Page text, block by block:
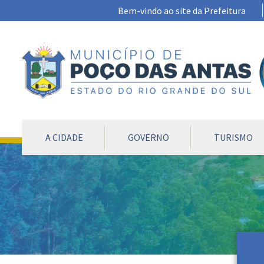
Bem-vindo ao site da Prefeitura
CONTEÚDO DO MENU
A CIDADE GOVERNO TURISMO
Conteúdo Principal